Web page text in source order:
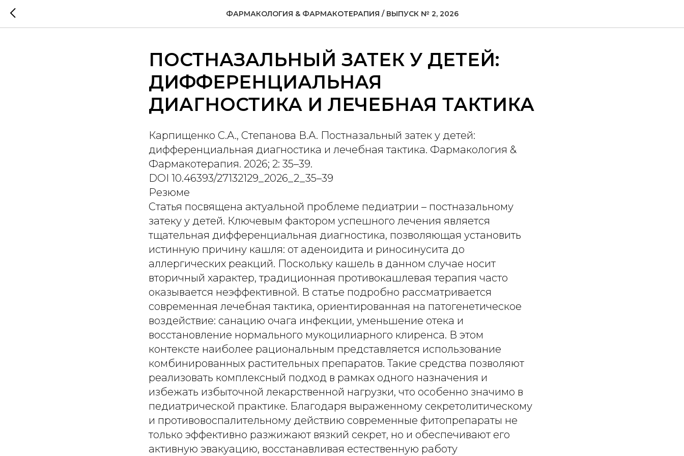
ФАРМАКОЛОГИЯ & ФАРМАКОТЕРАПИЯ / ВЫПУСК № 2, 2026
ПОСТНАЗАЛЬНЫЙ ЗАТЕК У ДЕТЕЙ:
ДИФФЕРЕНЦИАЛЬНАЯ
ДИАГНОСТИКА И ЛЕЧЕБНАЯ ТАКТИКА
Карпищенко С.А., Степанова В.А. Постназальный затек у детей:
дифференциальная диагностика и лечебная тактика. Фармакология &
Фармакотерапия. 2026; 2: 35–39.
DOI 10.46393/27132129_2026_2_35–39
Резюме
Статья посвящена актуальной проблеме педиатрии – постназальному
затеку у детей. Ключевым фактором успешного лечения является
тщательная дифференциальная диагностика, позволяющая установить
истинную причину кашля: от аденоидита и риносинусита до
аллергических реакций. Поскольку кашель в данном случае носит
вторичный характер, традиционная противокашлевая терапия часто
оказывается неэффективной. В статье подробно рассматривается
современная лечебная тактика, ориентированная на патогенетическое
воздействие: санацию очага инфекции, уменьшение отека и
восстановление нормального мукоцилиарного клиренса. В этом
контексте наиболее рациональным представляется использование
комбинированных растительных препаратов. Такие средства позволяют
реализовать комплексный подход в рамках одного назначения и
избежать избыточной лекарственной нагрузки, что особенно значимо в
педиатрической практике. Благодаря выраженному секретолитическому
и противовоспалительному действию современные фитопрепараты не
только эффективно разжижают вязкий секрет, но и обеспечивают его
активную эвакуацию, восстанавливая естественную работу